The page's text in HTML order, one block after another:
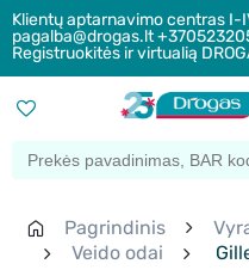
Klientų aptarnavimo centras I-
pagalba@drogas.lt
Registruokitės ir virtualią
Pagrindinis
Veido odai